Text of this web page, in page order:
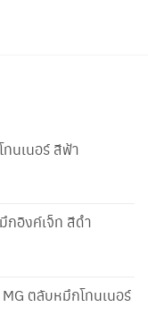
นเนอร์ สีฟ้า
กอิงค์เจ็ท สีดำ
MG ตลับหมึกโทนเนอร์